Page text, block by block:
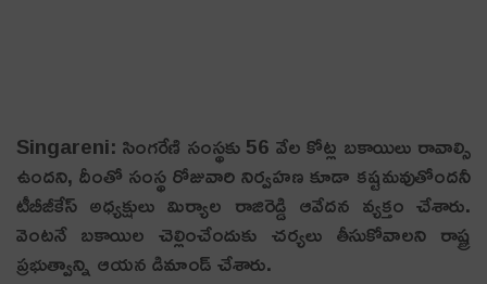
Singareni: సింగరేణి సంస్థకు 56 వేల కోట్ల బకాయిలు రావాల్సి
ఉందని, దీంతో సంస్థ రోజువారి నిర్వహణ కూడా కష్టమవుతోందనీ
టీబీజీకేస్ అధ్యక్షులు మిర్యాల రాజిరెడ్డి ఆవేదన వ్యక్తం చేశారు.
వెంటనే బకాయిల చెల్లించేందుకు చర్యలు తీసుకోవాలని రాష్ట్ర
ప్రభుత్వాన్ని ఆయన డిమాండ్ చేశారు.